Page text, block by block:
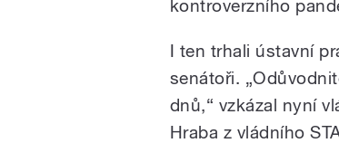
kontroverzního
I ten trhali ústavní
senátoři.
dnů,“ vzkázal nyní
Hraba z vládního